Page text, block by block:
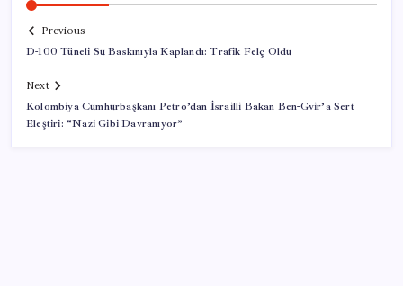
Previous
D-100 Tüneli Su Baskınıyla Kaplandı: Trafik Felç Oldu
Next
Kolombiya Cumhurbaşkanı Petro’dan İsrailli Bakan Ben-Gvir’a Sert
Eleştiri: “Nazi Gibi Davranıyor”